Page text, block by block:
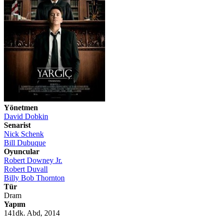
Yönetmen
David Dobkin
Senarist
Nick Schenk
Bill Dubuque
Oyuncular
Robert Downey Jr.
Robert Duvall
Billy Bob Thornton
Tür
Dram
Yapım
141dk. Abd, 2014